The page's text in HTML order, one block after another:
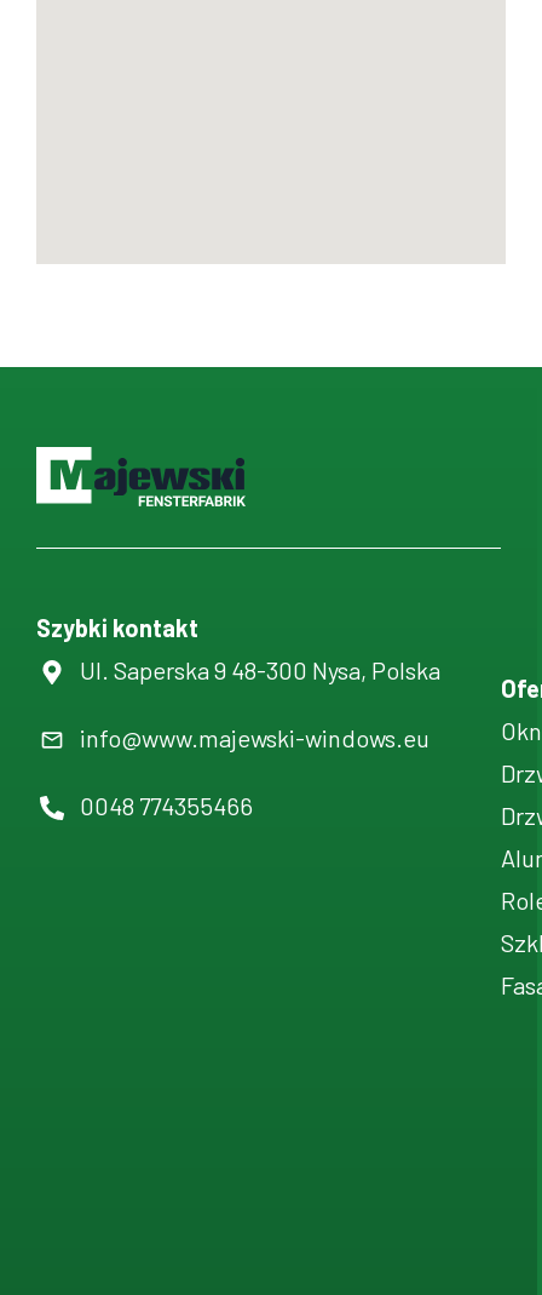
Szybki kontakt
Ul. Saperska 9 48-300 Nysa, Polska
info@www.majewski-windows.eu
0048 774355466